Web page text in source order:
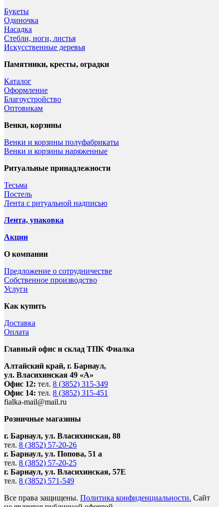
Букеты
Одиночка
Насадка
Стебли, ноги, листья
Искусственные деревья
Памятники, кресты, оградки
Каталог
Оформление
Благоустройство
Оптовикам
Венки, корзины
Венки и корзины полуфабрикаты
Венки и корзины наряженные
Ритуальные принадлежности
Тесьма
Постель
Лента с ритуальной надписью
Лента, упаковка
Акции
О компании
Предложение о сотрудничестве
Собственное производство
Услуги
Как купить
Доставка
Оплата
Главный офис и склад ТПК Фиалка
Алтайский край, г. Барнаул,
ул. Власихинская 49 «А»
Офис 12: тел. 8 (3852) 315-349
Офис 14: тел. 8 (3852) 315-451
fialka-mail@mail.ru
Розничные магазины
г. Барнаул, ул. Власихинская, 88
тел. 8 (3852) 57-20-26
г. Барнаул, ул. Попова, 51 а
тел. 8 (3852) 57-20-25
г. Барнаул, ул. Власихинская, 57Е
тел. 8 (3852) 571-549
Все права защищены. Политика конфиденциальности. Сайт